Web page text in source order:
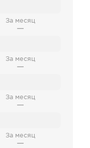
За месяц
—
За месяц
—
За месяц
—
За месяц
—